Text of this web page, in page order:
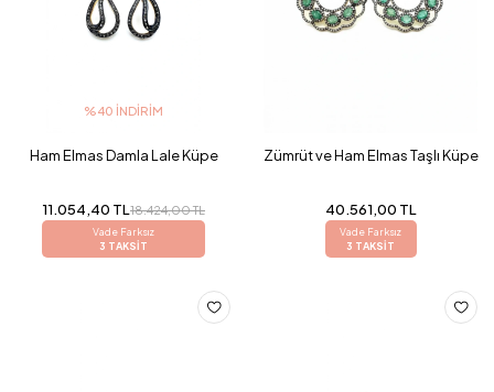
%40 İNDIRIM
Ham Elmas Damla Lale Küpe
11.054,40 TL18.424,00 TL
Vade Farksız
3 TAKSİT
Zümrüt ve Ham Elmas Taşlı Küpe
40.561,00 TL
Vade Farksız
3 TAKSİT